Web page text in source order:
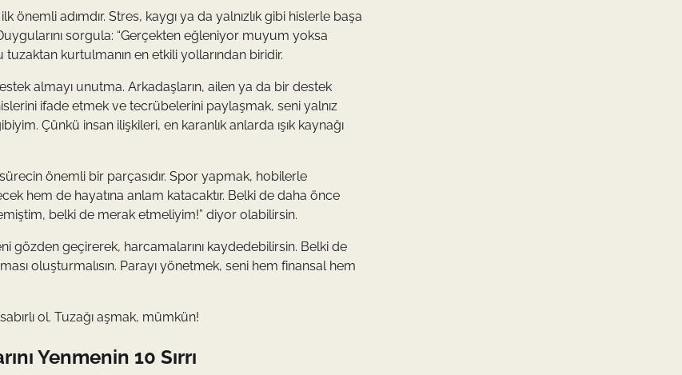
adımdır. Stres, kaygı ya da yalnızlık gibi hislerle başa
sorgula: “Gerçekten eğleniyor muyum yoksa
kurtulmanın en etkili yollarından biridir.
almayı unutma. Arkadaşların, ailen ya da bir destek
ifade etmek ve tecrübelerini paylaşmak, seni yalnız
Çünkü insan ilişkileri, en karanlık anlarda ışık kaynağı
önemli bir parçasıdır. Spor yapmak, hobilerle
hem de hayatına anlam katacaktır. Belki de daha önce
belki de merak etmeliyim!” diyor olabilirsin.
geçirerek, harcamalarını kaydedebilirsin. Belki de
oluşturmalısın. Parayı yönetmek, seni hem finansal hem
ol. Tuzağı aşmak, mümkün!
Yenmenin 10 Sırrı